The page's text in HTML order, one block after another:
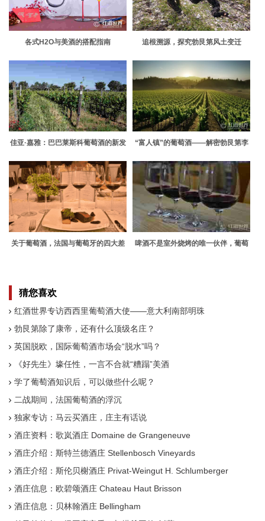
各式H2O与美酒的搭配指南 追根溯源，探究勃艮第风土变迁
佳亚·嘉雅：巴巴莱斯科葡萄酒的新发
“富人镇”的葡萄酒——解密勃艮第李
关于葡萄酒，法国与葡萄牙的四大差
啤酒不是室外烧烤的唯一伙伴，葡萄
猜您喜欢
红酒世界专访西西里葡萄酒大使——意大利南部明珠
勃艮第除了康帝，还有什么顶级名庄？
英国脱欧，国际葡萄酒市场会“脱水”吗？
《好先生》壕任性，一言不合就“糟蹋”美酒
学了葡萄酒知识后，可以做些什么呢？
二战期间，法国葡萄酒的浮沉
独家专访：马云买酒庄，庄主有话说
酒庄资料：歌岚酒庄 Domaine de Grangeneuve
酒庄介绍：斯特兰德酒庄 Stellenbosch Vineyards
酒庄介绍：斯伦贝榭酒庄 Privat-Weingut H. Schlumberger
酒庄信息：欧碧颂酒庄 Chateau Haut Brisson
酒庄信息：贝林翰酒庄 Bellingham